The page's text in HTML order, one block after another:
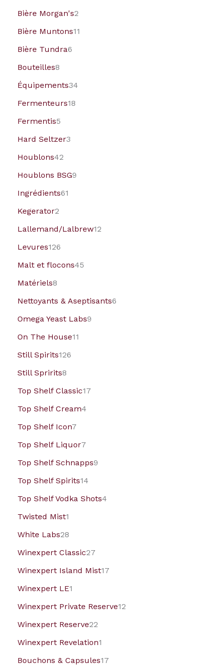
Bière Morgan's2
Bière Muntons11
Bière Tundra6
Bouteilles8
Équipements34
Fermenteurs18
Fermentis5
Hard Seltzer3
Houblons42
Houblons BSG9
Ingrédients61
Kegerator2
Lallemand/Lalbrew12
Levures126
Malt et flocons45
Matériels8
Nettoyants & Aseptisants6
Omega Yeast Labs9
On The House11
Still Spirits126
Still Spririts8
Top Shelf Classic17
Top Shelf Cream4
Top Shelf Icon7
Top Shelf Liquor7
Top Shelf Schnapps9
Top Shelf Spirits14
Top Shelf Vodka Shots4
Twisted Mist1
White Labs28
Winexpert Classic27
Winexpert Island Mist17
Winexpert LE1
Winexpert Private Reserve12
Winexpert Reserve22
Winexpert Revelation1
Bouchons & Capsules17